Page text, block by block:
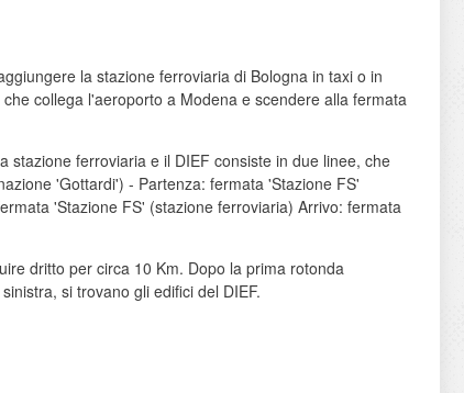
la stazione ferroviaria di Bologna in taxi o in
collega l'aeroporto a Modena e scendere alla fermata
ferroviaria e il DIEF consiste in due linee, che
'Gottardi') - Partenza: fermata 'Stazione FS'
'Stazione FS' (stazione ferroviaria) Arrivo: fermata
dritto per circa 10 Km. Dopo la prima rotonda
si trovano gli edifici del DIEF.